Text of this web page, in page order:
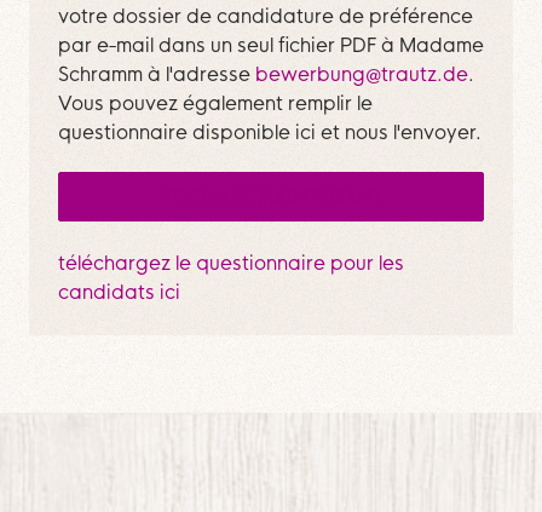
votre dossier de candidature de préférence
par e-mail dans un seul fichier PDF à Madame
Schramm à l'adresse bewerbung@trautz.de.
Vous pouvez également remplir le
questionnaire disponible ici et nous l'envoyer.
téléchargez le questionnaire pour les
candidats ici